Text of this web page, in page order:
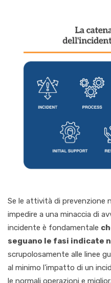
Se le attività di prevenzione
impedire a una minaccia di
incidente è fondamentale
seguano le fasi indicate
scrupolosamente alle linee
al minimo l'impatto di un
le normali operazioni e